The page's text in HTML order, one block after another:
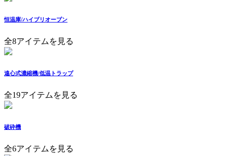
恒温庫/ハイブリオーブン
全8アイテムを見る
遠心式濃縮機/低温トラップ
全19アイテムを見る
破砕機
全6アイテムを見る